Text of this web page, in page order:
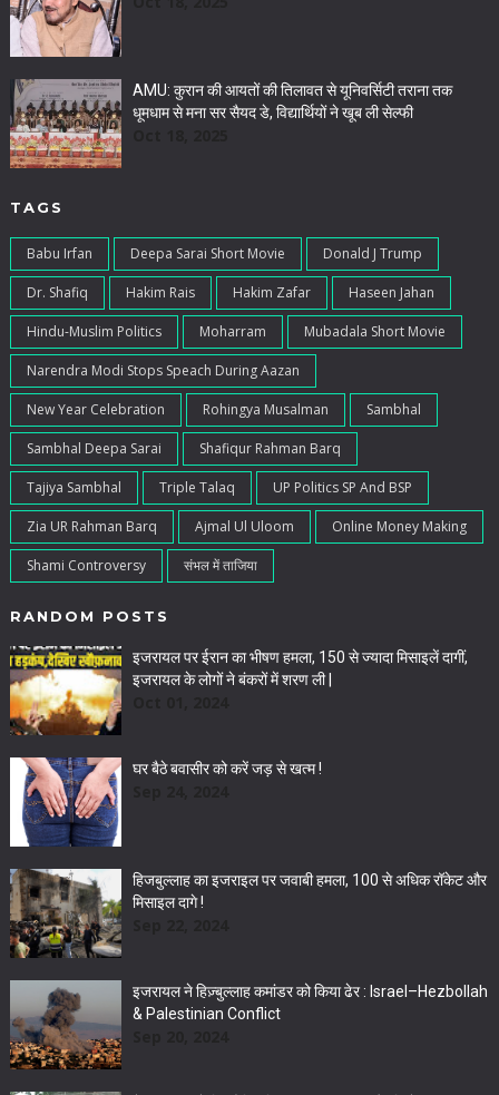
AMU: कुरान की आयतों की तिलावत से यूनिवर्सिटी तराना तक
धूमधाम से मना सर सैयद डे, विद्यार्थियों ने खूब ली सेल्फी
TAGS
Babu Irfan Deepa Sarai Short Movie Donald J Trump
Dr. Shafiq Hakim Rais Hakim Zafar Haseen Jahan
Hindu-Muslim Politics Moharram Mubadala Short Movie
Narendra Modi Stops Speach During Aazan
New Year Celebration Rohingya Musalman Sambhal
Sambhal Deepa Sarai Shafiqur Rahman Barq
Tajiya Sambhal Triple Talaq UP Politics SP And BSP
Zia UR Rahman Barq Ajmal Ul Uloom Online Money Making
Shami Controversy संभल में ताजिया
RANDOM POSTS
इजरायल पर ईरान का भीषण हमला, 150 से ज्यादा मिसाइलें दागीं,
इजरायल के लोगों ने बंकरों में शरण ली |
घर बैठे बवासीर को करें जड़ से खत्म !
हिजबुल्लाह का इजराइल पर जवाबी हमला, 100 से अधिक रॉकेट और
मिसाइल दागे !
इजरायल ने हिज़्बुल्लाह कमांडर को किया ढेर : Israel–Hezbollah
& Palestinian Conflict